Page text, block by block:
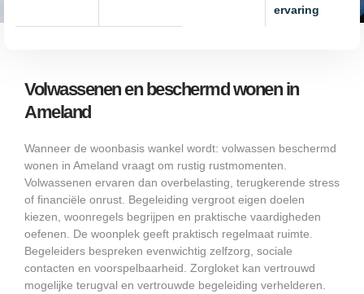
ervaring
Volwassenen en beschermd wonen in
Ameland
Wanneer de woonbasis wankel wordt: volwassen beschermd
wonen in Ameland vraagt om rustig rustmomenten.
Volwassenen ervaren dan overbelasting, terugkerende stress
of financiële onrust. Begeleiding vergroot eigen doelen
kiezen, woonregels begrijpen en praktische vaardigheden
oefenen. De woonplek geeft praktisch regelmaat ruimte.
Begeleiders bespreken evenwichtig zelfzorg, sociale
contacten en voorspelbaarheid. Zorgloket kan vertrouwd
mogelijke terugval en vertrouwde begeleiding verhelderen.